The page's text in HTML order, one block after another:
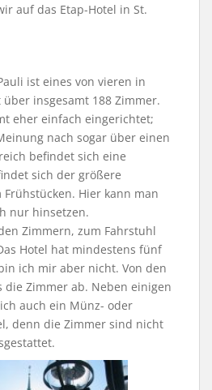
auf das Etap-Hotel in St.
ist eines von vieren in
insgesamt 188 Zimmer.
eher einfach eingerichtet;
nach sogar über einen
befindet sich eine
sich der größere
Hier kann man
nur hinsetzen.
Zimmern, zum Fahrstuhl
Hotel hat mindestens fünf
ich mir aber nicht. Von den
die Zimmer ab. Neben einigen
auch ein Münz- oder
denn die Zimmer sind nicht